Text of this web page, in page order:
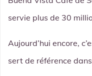
servie plus de 30
Aujourd’hui encore,
sert de référence